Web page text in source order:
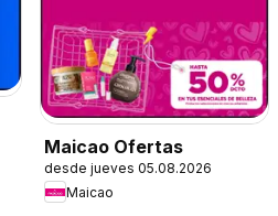
Maicao Ofertas
desde jueves 05.08.2026
Maicao